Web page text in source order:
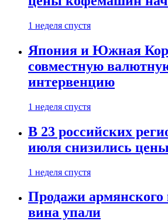
1 неделя спустя
Япония и Южная
совместную
интервенцию
1 неделя спустя
В 23 российских
июля снизились
1 неделя спустя
Продажи армянского
вина упали